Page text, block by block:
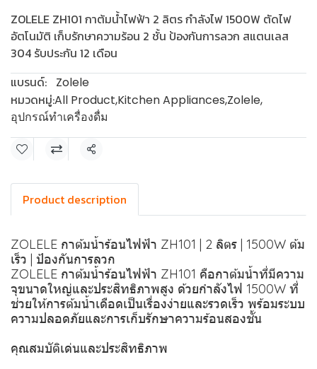
ZOLELE ZH101 กาต้มน้ำไฟฟ้า 2 ลิตร กำลังไฟ 1500W ตัดไฟ
อัตโนมัติ เก็บรักษาความร้อน 2 ชั้น ป้องกันการลวก สแตนเลส
304 รับประกัน 12 เดือน
แบรนด์:
Zolele
หมวดหมู่:All Product,Kitchen Appliances,Zolele,
อุปกรณ์ทำเครื่องดื่ม
แชร์
Product description
ZOLELE กาต้มน้ำร้อนไฟฟ้า ZH101 | 2 ลิตร | 1500W ต้ม
เร็ว | ป้องกันการลวก
ZOLELE กาต้มน้ำร้อนไฟฟ้า ZH101 คือกาต้มน้ำที่มีความ
จุขนาดใหญ่และประสิทธิภาพสูง ด้วยกำลังไฟ 1500W ที่
ช่วยให้การต้มน้ำเดือดเป็นเรื่องง่ายและรวดเร็ว พร้อมระบบ
ความปลอดภัยและการเก็บรักษาความร้อนสองชั้น
คุณสมบัติเด่นและประสิทธิภาพ